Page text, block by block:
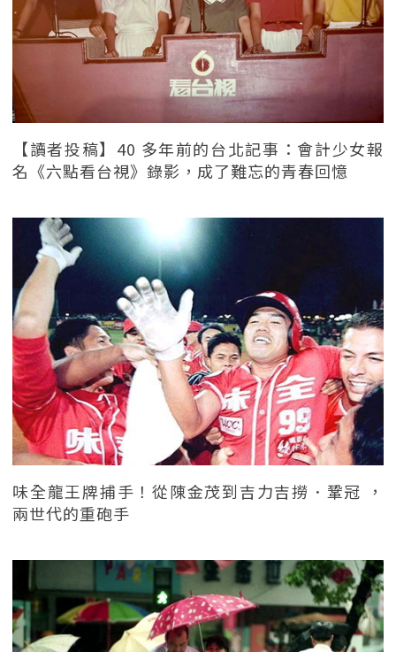
【讀者投稿】40 多年前的台北記事：會計少女報
名《六點看台視》錄影，成了難忘的青春回憶
味全龍王牌捕手！從陳金茂到吉力吉撈．鞏冠 ，
兩世代的重砲手